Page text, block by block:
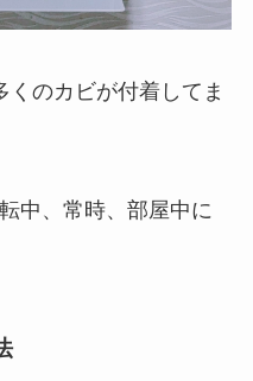
のカビが付着してま
中、常時、部屋中に